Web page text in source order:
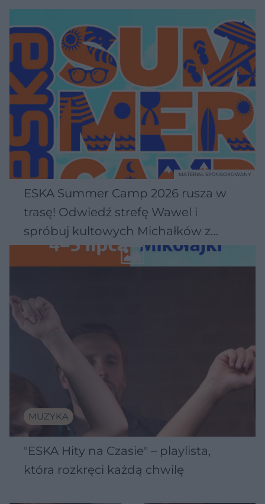
ESKA Summer Camp 2026 rusza w
trasę! Odwiedź strefę Wawel i
spróbuj kultowych Michałków z
Wawelu
MATERIAŁ SPONSOROWANY
MUZYKA
"ESKA Hity na Czasie" – playlista,
która rozkręci każdą chwilę